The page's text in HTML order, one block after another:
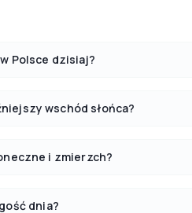
Polsce dzisiaj?
wschód słońca?
i zmierzch?
dnia?